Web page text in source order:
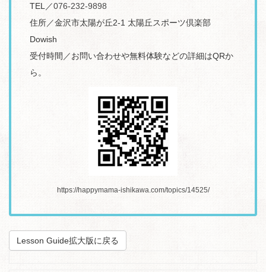
TEL／076-232-9898
住所／金沢市太陽が丘2-1 太陽丘スポーツ倶楽部
Dowish
受付時間／お問い合わせや無料体験などの詳細はQRか
ら。
https://happymama-ishikawa.com/topics/14525/
Lesson Guide拡大版に戻る